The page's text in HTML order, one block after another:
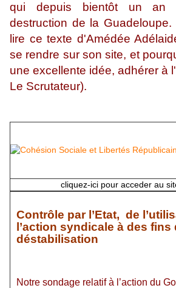
qui depuis bientôt un an
destruction de la
lire ce texte d'Amédée
se rendre sur son site, et
une excellente idée, adhérer à
Le Scrutateur).
cliquez-ici pour acceder au
Contrôle par l’Etat, de
l’action syndicale à des fins
déstabilisation
Notre sondage relatif à l’action du